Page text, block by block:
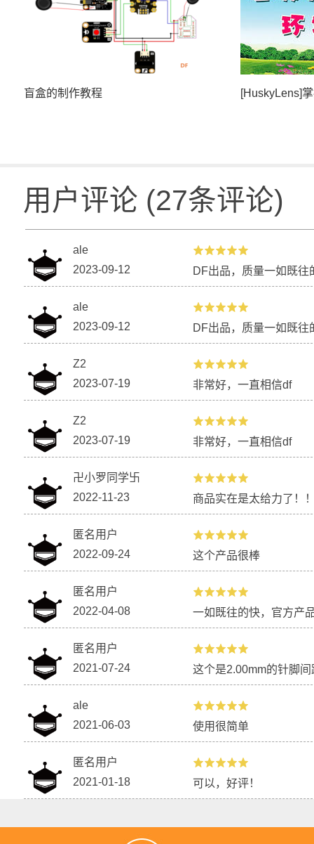
盲盒的制作教程 [HuskyLens]
用Arduino制作一台饮料混合机器 无线遥控语音
用户评论 (27条评论)
ale
2023-09-12
DF出品，质量一如既往
ale
2023-09-12
DF出品，质量一如既往
Z2
2023-07-19
非常好，一直相信df
Z2
2023-07-19
非常好，一直相信df
卍小罗同学卐
2022-11-23
商品实在是太给力了！
匿名用户
2022-09-24
这个产品很棒
匿名用户
2022-04-08
一如既往的快，官方产
匿名用户
2021-07-24
这个是2.00mm的针脚
ale
2021-06-03
使用很简单
匿名用户
2021-01-18
可以，好评！